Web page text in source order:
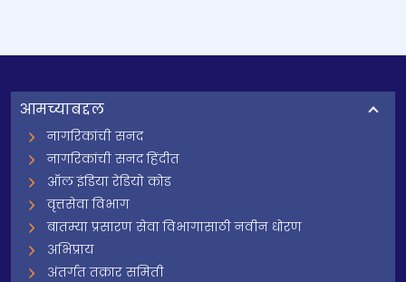
आमच्याबद्दल
नागरिकांची सनद
नागरिकांची सनद हिंदीत
ऑल इंडिया रेडियो कोड
वृत्तसेवा विभाग
बातम्या प्रसारण सेवा विभागासाठी नवीन धोरण
अभिप्राय
अंतर्गत तक्रार समिती